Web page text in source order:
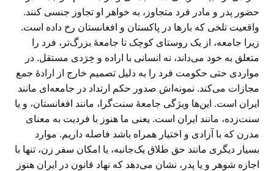
حضور پدر و مادر فرد متجاوز، به خواهر او تجاوز جنسی کنند.
واقعیت تلخی که بارها در پاکستان و افغانستان رخ داده است.
زیرا جامعه، از یک روستای کوچک تا جامعهٔ بزرگ‌تر، فرد را
متعلق به خود می‌داند، نه انسانی با اراده و خِرَدی مستقل. در
مواردی حتی حکومت فرد را به دلیل تصمیم خارج از ارادهٔ جمع
مجازات می‌کند. نمونه‌اش صدور حکم ارتداد در جامعه‌ای مانند
ایران است. این‌ها ویژگی جامعهٔ سنت‌گرا، مانند افغانستان، و یا
سنت‌زده، مانند ایران است. یعنی ما هنوز با فردیت به معنای
مدرن که با آزادی و اختیار همراه باشد فاصله داریم. موارد
بسیار دیگری مانند حق طلاق یک‌جانبه، یا امکان سفر زن، تنها با
اجازه شوهر و یا پدر، نشان می‌دهد که نهاد قانون در ایران هنوز